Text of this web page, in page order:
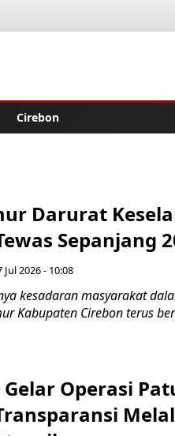
Cirebon
Darurat
Sepanjang
Jul 2026 - 10:08
kesadaran masyarakat
Kabupaten Cirebon terus
Gelar Operasi